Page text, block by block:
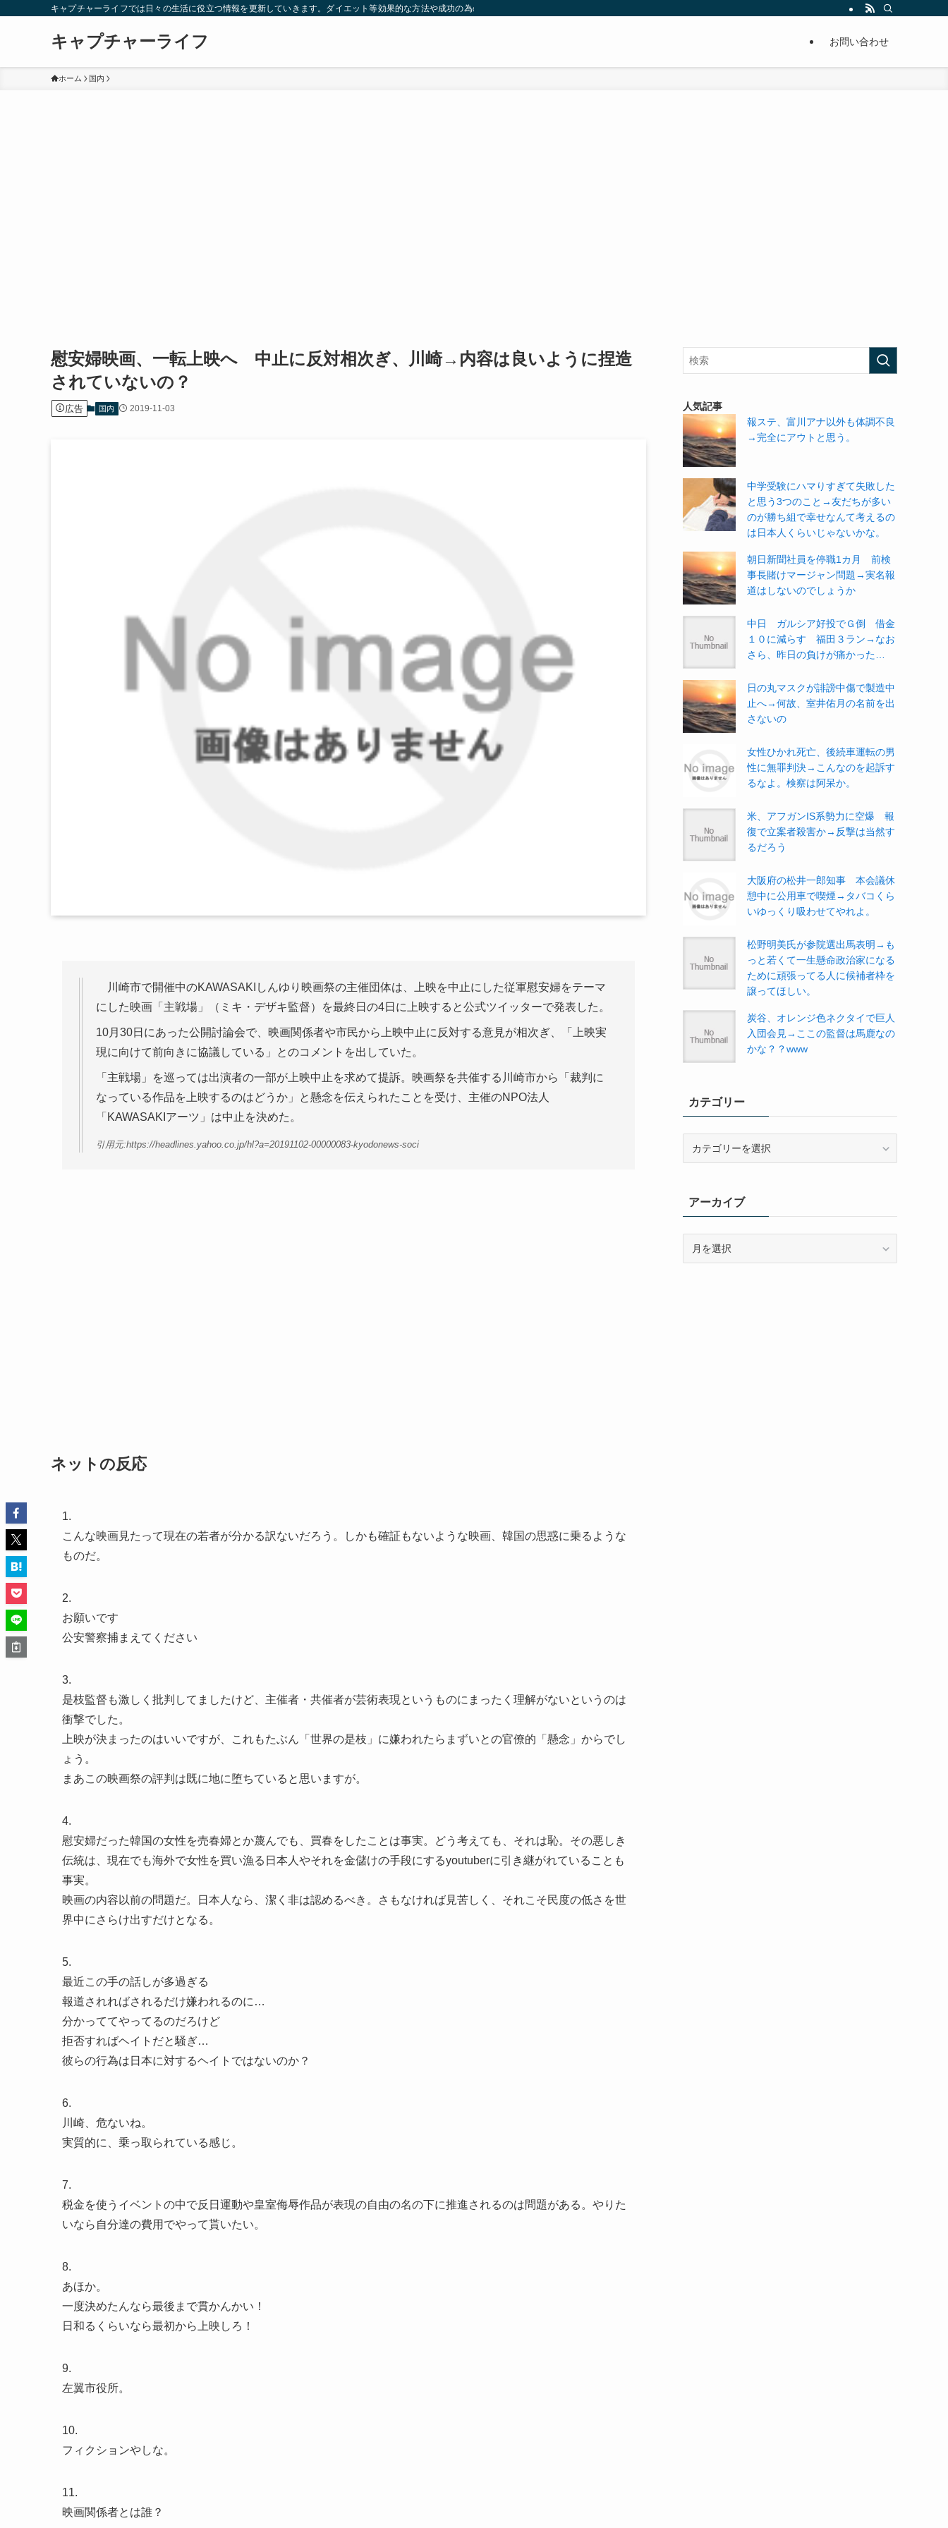
キャプチャーライフでは日々の生活に役立つ情報を更新していきます。ダイエット等効果的な方法や成功の為の秘訣等。太ったり悩んでいる方々が簡単に痩せることが出来るように分かりやすくまとめています。
キャプチャーライフ お問い合わせ
ホーム 国内
慰安婦映画、一転上映へ 中止に反対相次ぎ、川崎→内容は良いように捏造
されていないの？
広告 国内 2019-11-03
川崎市で開催中のKAWASAKIしんゆり映画祭の主催団体は、上映を中止にした従軍慰安婦をテーマ
にした映画「主戦場」（ミキ・デザキ監督）を最終日の4日に上映すると公式ツイッターで発表した。
10月30日にあった公開討論会で、映画関係者や市民から上映中止に反対する意見が相次ぎ、「上映実
現に向けて前向きに協議している」とのコメントを出していた。
「主戦場」を巡っては出演者の一部が上映中止を求めて提訴。映画祭を共催する川崎市から「裁判に
なっている作品を上映するのはどうか」と懸念を伝えられたことを受け、主催のNPO法人
「KAWASAKIアーツ」は中止を決めた。
引用元:https://headlines.yahoo.co.jp/hl?a=20191102-00000083-kyodonews-soci
ネットの反応
1.
こんな映画見たって現在の若者が分かる訳ないだろう。しかも確証もないような映画、韓国の思惑に乗るような
ものだ。
2.
お願いです
公安警察捕まえてください
3.
是枝監督も激しく批判してましたけど、主催者・共催者が芸術表現というものにまったく理解がないというのは
衝撃でした。
上映が決まったのはいいですが、これもたぶん「世界の是枝」に嫌われたらまずいとの官僚的「懸念」からでし
ょう。
まあこの映画祭の評判は既に地に堕ちていると思いますが。
4.
慰安婦だった韓国の女性を売春婦とか蔑んでも、買春をしたことは事実。どう考えても、それは恥。その悪しき
伝統は、現在でも海外で女性を買い漁る日本人やそれを金儲けの手段にするyoutuberに引き継がれていることも
事実。
映画の内容以前の問題だ。日本人なら、潔く非は認めるべき。さもなければ見苦しく、それこそ民度の低さを世
界中にさらけ出すだけとなる。
5.
最近この手の話しが多過ぎる
報道されればされるだけ嫌われるのに…
分かっててやってるのだろけど
拒否すればヘイトだと騒ぎ…
彼らの行為は日本に対するヘイトではないのか？
6.
川崎、危ないね。
実質的に、乗っ取られている感じ。
7.
税金を使うイベントの中で反日運動や皇室侮辱作品が表現の自由の名の下に推進されるのは問題がある。やりた
いなら自分達の費用でやって貰いたい。
8.
あほか。
一度決めたんなら最後まで貫かんかい！
日和るくらいなら最初から上映しろ！
9.
左翼市役所。
10.
フィクションやしな。
11.
映画関係者とは誰？
人気記事
報ステ、富川アナ以外も体調不良
→完全にアウトと思う。
中学受験にハマりすぎて失敗した
と思う3つのこと→友だちが多い
のが勝ち組で幸せなんて考えるの
は日本人くらいじゃないかな。
朝日新聞社員を停職1カ月 前検
事長賭けマージャン問題→実名報
道はしないのでしょうか
中日 ガルシア好投でＧ倒 借金
１０に減らす 福田３ラン→なお
さら、昨日の負けが痛かった…
日の丸マスクが誹謗中傷で製造中
止へ→何故、室井佑月の名前を出
さないの
女性ひかれ死亡、後続車運転の男
性に無罪判決→こんなのを起訴す
るなよ。検察は阿呆か。
米、アフガンIS系勢力に空爆 報
復で立案者殺害か→反撃は当然す
るだろう
大阪府の松井一郎知事 本会議休
憩中に公用車で喫煙→タバコくら
いゆっくり吸わせてやれよ。
松野明美氏が参院選出馬表明→も
っと若くて一生懸命政治家になる
ために頑張ってる人に候補者枠を
譲ってほしい。
炭谷、オレンジ色ネクタイで巨人
入団会見→ここの監督は馬鹿なの
かな？？www
カテゴリー
ーアーカイブ